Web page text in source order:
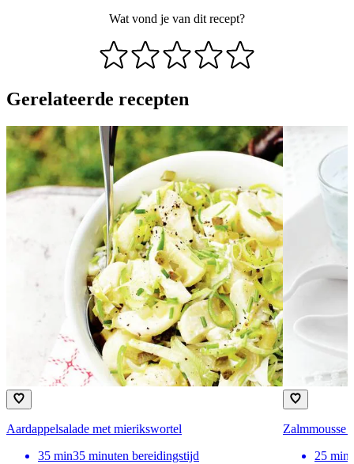
Wat vond je van dit recept?
Gerelateerde recepten
Aardappelsalade met mierikswortel
35 min35 minuten bereidingstijd
Zalmmousse
25 min